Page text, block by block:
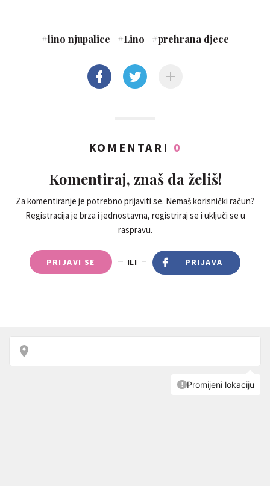
#lino njupalice #Lino #prehrana djece
KOMENTARI 0
Komentiraj, znaš da želiš!
Za komentiranje je potrebno prijaviti se. Nemaš korisnički račun?
Registracija je brza i jednostavna, registriraj se i uključi se u
raspravu.
PRIJAVI SE ILI PRIJAVA